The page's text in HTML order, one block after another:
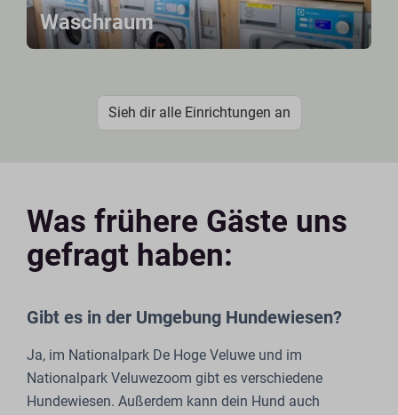
Waschraum
Sieh dir alle Einrichtungen an
Was frühere Gäste uns
gefragt haben:
Gibt es in der Umgebung Hundewiesen?
Ja, im Nationalpark De Hoge Veluwe und im
Nationalpark Veluwezoom gibt es verschiedene
Hundewiesen. Außerdem kann dein Hund auch